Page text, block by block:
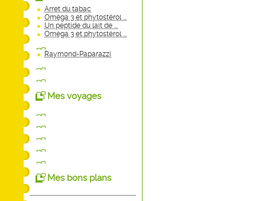
Arret du tabac
Oméga 3 et phytostérol ...
Un peptide du lait de ...
Oméga 3 et phytostérol ...
Raymond-Paparazzi
Mes voyages
Mes bons plans